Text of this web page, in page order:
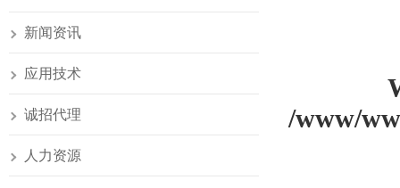
/www/
新闻资讯
应用技术
诚招代理
人力资源